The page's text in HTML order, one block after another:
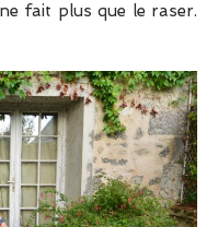
fait plus que le raser.